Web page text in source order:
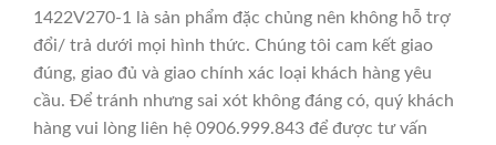
1422V270-1 là sản phẩm đặc chủng nên không hỗ trợ
đổi/ trả dưới mọi hình thức. Chúng tôi cam kết giao
đúng, giao đủ và giao chính xác loại khách hàng yêu
cầu. Để tránh nhưng sai xót không đáng có, quý khách
hàng vui lòng liên hệ 0906.999.843 để được tư vấn